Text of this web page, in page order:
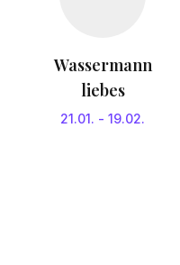
Wassermann
liebes
21.01. - 19.02.